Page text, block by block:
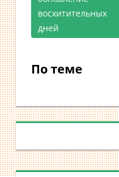
по
восхитительных
дней
По теме